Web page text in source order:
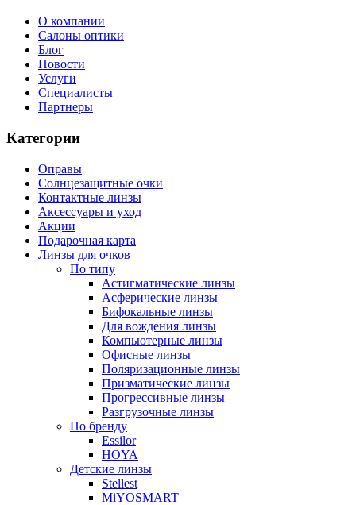
О компании
Салоны оптики
Блог
Новости
Услуги
Специалисты
Партнеры
Категории
Оправы
Солнцезащитные очки
Контактные линзы
Аксессуары и уход
Акции
Подарочная карта
Линзы для очков
По типу
Астигматические линзы
Асферические линзы
Бифокальные линзы
Для вождения линзы
Компьютерные линзы
Офисные линзы
Поляризационные линзы
Призматические линзы
Прогрессивные линзы
Разгрузочные линзы
По бренду
Essilor
HOYA
Детские линзы
Stellest
MiYOSMART